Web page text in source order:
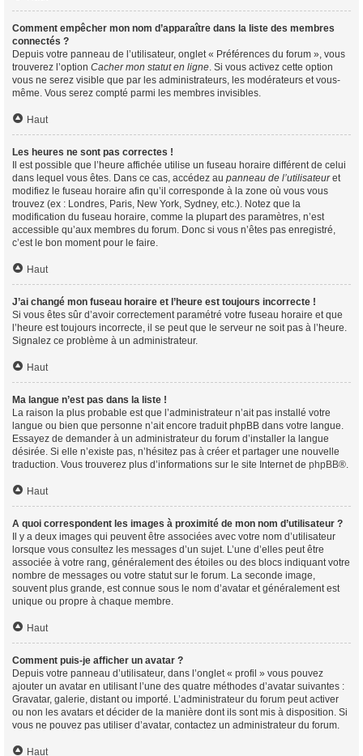
Comment empêcher mon nom d’apparaître dans la liste des membres
connectés ?
Depuis votre panneau de l’utilisateur, onglet « Préférences du forum », vous
trouverez l’option Cacher mon statut en ligne. Si vous activez cette option
vous ne serez visible que par les administrateurs, les modérateurs et vous-
même. Vous serez compté parmi les membres invisibles.
Haut
Les heures ne sont pas correctes !
Il est possible que l’heure affichée utilise un fuseau horaire différent de celui
dans lequel vous êtes. Dans ce cas, accédez au panneau de l’utilisateuret
modifiez le fuseau horaire afin qu’il corresponde à la zone où vous vous
trouvez (ex : Londres, Paris, New York, Sydney, etc.). Notez que la
modification du fuseau horaire, comme la plupart des paramètres, n’est
accessible qu’aux membres du forum. Donc si vous n’êtes pas enregistré,
c’est le bon moment pour le faire.
Haut
J’ai changé mon fuseau horaire et l’heure est toujours incorrecte !
Si vous êtes sûr d’avoir correctement paramétré votre fuseau horaire et que
l’heure est toujours incorrecte, il se peut que le serveur ne soit pas à l’heure.
Signalez ce problème à un administrateur.
Haut
Ma langue n’est pas dans la liste !
La raison la plus probable est que l’administrateur n’ait pas installé votre
langue ou bien que personne n’ait encore traduit phpBB dans votre langue.
Essayez de demander à un administrateur du forum d’installer la langue
désirée. Si elle n’existe pas, n’hésitez pas à créer et partager une nouvelle
traduction. Vous trouverez plus d’informations sur le site Internet de phpBB®.
Haut
A quoi correspondent les images à proximité de mon nom d’utilisateur ?
Il y a deux images qui peuvent être associées avec votre nom d’utilisateur
lorsque vous consultez les messages d’un sujet. L’une d’elles peut être
associée à votre rang, généralement des étoiles ou des blocs indiquant votre
nombre de messages ou votre statut sur le forum. La seconde image,
souvent plus grande, est connue sous le nom d’avatar et généralement est
unique ou propre à chaque membre.
Haut
Comment puis-je afficher un avatar ?
Depuis votre panneau d’utilisateur, dans l’onglet « profil » vous pouvez
ajouter un avatar en utilisant l’une des quatre méthodes d’avatar suivantes :
Gravatar, galerie, distant ou importé. L’administrateur du forum peut activer
ou non les avatars et décider de la manière dont ils sont mis à disposition. Si
vous ne pouvez pas utiliser d’avatar, contactez un administrateur du forum.
Haut